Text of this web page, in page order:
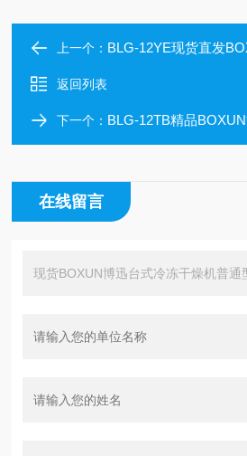
上一个： BLG-12YE现货直发BOXUN博
返回列表
下一个： BLG-12TB精品BOXUN博迅
在线留言